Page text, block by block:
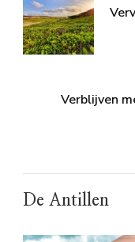
Verblijven
De Antillen